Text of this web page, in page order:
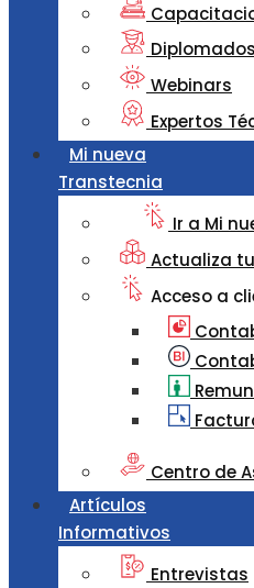
Diplomados
Webinars
Expertos
Mi nueva
Transtecnia
Ir a Mi
Actualiza
Acceso a
Centro de
Artículos
Informativos
Entrevistas